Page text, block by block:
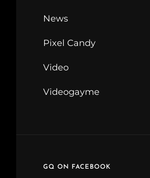
News
Pixel Candy
Video
Videogayme
GQ ON FACEBOOK